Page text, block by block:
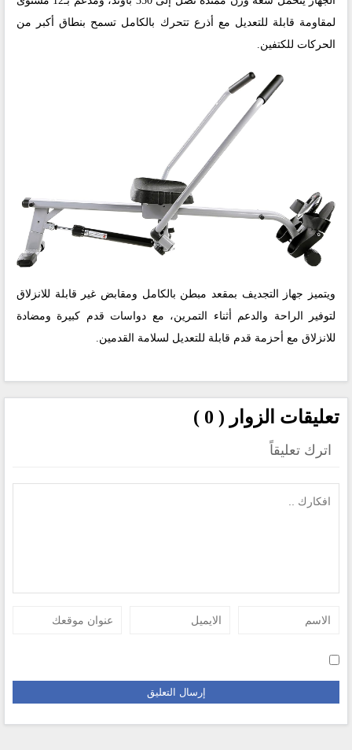
لمقاومة قابلة للتعديل مع أذرع تتحرك بالكامل تسمح بنطاق أكبر من
الحركات للكتفين.
ويتميز جهاز التجديف بمقعد مبطن بالكامل ومقابض غير قابلة للانزلاق
لتوفير الراحة والدعم أثناء التمرين، مع دواسات قدم كبيرة ومضادة
للانزلاق مع أحزمة قدم قابلة للتعديل لسلامة القدمين.
تعليقات الزوار ( 0 )
اترك تعليقاً